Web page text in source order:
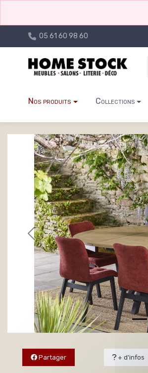
05 61 60 98 60
Nos produits Collections
Partager + d'infos